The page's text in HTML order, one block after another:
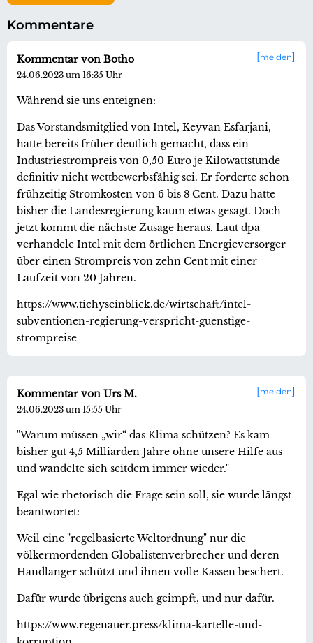
Kommentare
melden
Kommentar von Botho
24.06.2023 um 16:35 Uhr
Während sie uns enteignen:
Das Vorstandsmitglied von Intel, Keyvan Esfarjani,
hatte bereits früher deutlich gemacht, dass ein
Industriestrompreis von 0,50 Euro je Kilowattstunde
definitiv nicht wettbewerbsfähig sei. Er forderte schon
frühzeitig Stromkosten von 6 bis 8 Cent. Dazu hatte
bisher die Landesregierung kaum etwas gesagt. Doch
jetzt kommt die nächste Zusage heraus. Laut dpa
verhandele Intel mit dem örtlichen Energieversorger
über einen Strompreis von zehn Cent mit einer
Laufzeit von 20 Jahren.
https://www.tichyseinblick.de/wirtschaft/intel-
subventionen-regierung-verspricht-guenstige-
strompreise
melden
Kommentar von Urs M.
24.06.2023 um 15:55 Uhr
"Warum müssen „wir“ das Klima schützen? Es kam
bisher gut 4,5 Milliarden Jahre ohne unsere Hilfe aus
und wandelte sich seitdem immer wieder."
Egal wie rhetorisch die Frage sein soll, sie wurde längst
beantwortet:
Weil eine "regelbasierte Weltordnung" nur die
völkermordenden Globalistenverbrecher und deren
Handlanger schützt und ihnen volle Kassen beschert.
Dafür wurde übrigens auch geimpft, und nur dafür.
https://www.regenauer.press/klima-kartelle-und-